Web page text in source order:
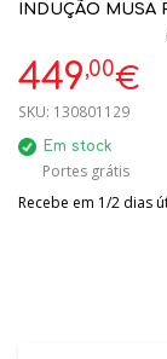
INDUÇÃO MUSA
449,00€
SKU: 130801129
Em stock
Portes grátis
Recebe em 1/2 dias